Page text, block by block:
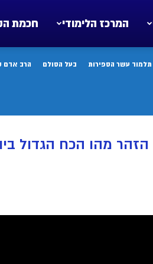
חכמת המרכז הלימודי
תלמוד עשר הספירות בעל הסולם הרב אדם
הזהר מהו הכח הגדול